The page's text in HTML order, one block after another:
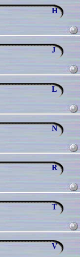
H
J
L
N
R
T
V